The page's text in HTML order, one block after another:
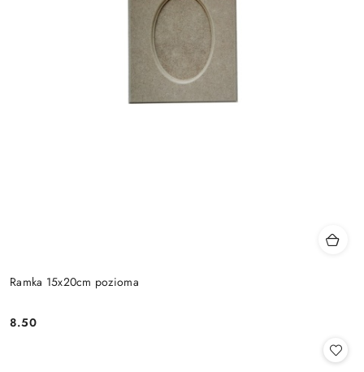
Ramka 15x20cm pozioma
Cena:
8.50